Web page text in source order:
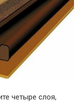
четыре слоя,